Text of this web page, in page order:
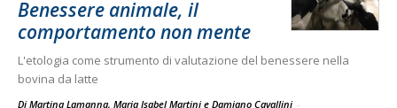
Benessere animale, il
comportamento non mente
L'etologia come strumento di valutazione del benessere nella
bovina da latte
Di Martina Lamanna, Maria Isabel Martini e Damiano Cavallini -